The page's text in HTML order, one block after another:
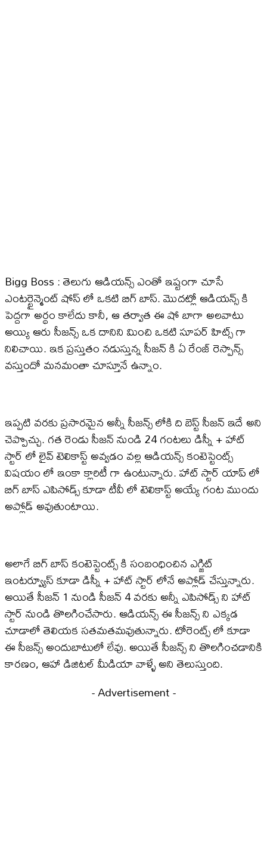
Bigg Boss : తెలుగు ఆడియన్స్ ఎంతో ఇష్టంగా చూసే
ఎంటర్టైన్మెంట్ షోస్ లో ఒకటి బిగ్ బాస్. మొదట్లో ఆడియన్స్ కి
పెద్దగా అర్థం కాలేదు కానీ, ఆ తర్వాత ఈ షో బాగా అలవాటు
అయ్యి ఆరు సీజన్స్ ఒక దానిని మించి ఒకటి సూపర్ హిట్స్ గా
నిలిచాయి. ఇక ప్రస్తుతం నడుస్తున్న సీజన్ కి ఏ రేంజ్ రెస్పాన్స్
వస్తుందో మనమంతా చూస్తూనే ఉన్నాం.
ఇప్పటి వరకు ప్రసారమైన అన్నీ సీజన్స్ లోకి ది బెస్ట్ సీజన్ ఇదే అని
చెప్పొచ్చు. గత రెండు సీజన్ నుండి 24 గంటలు డిస్నీ + హాట్
స్టార్ లో లైవ్ టెలికాస్ట్ అవ్వడం వల్ల ఆడియన్స్ కంటెస్టెంట్స్
విషయం లో ఇంకా క్లారిటీ గా ఉంటున్నారు. హాట్ స్టార్ యాప్ లో
బిగ్ బాస్ ఎపిసోడ్స్ కూడా టీవీ లో టెలికాస్ట్ అయ్యే గంట ముందు
అప్లోడ్ అవుతుంటాయి.
అలాగే బిగ్ బాస్ కంటెస్టెంట్స్ కి సంబంధించిన ఎగ్జిట్
ఇంటర్వ్యూస్ కూడా డిస్నీ + హాట్ స్టార్ లోనే అప్లోడ్ చేస్తున్నారు.
అయితే సీజన్ 1 నుండి సీజన్ 4 వరకు అన్నీ ఎపిసోడ్స్ ని హాట్
స్టార్ నుండి తొలగించేసారు. ఆడియన్స్ ఈ సీజన్స్ ని ఎక్కడ
చూడాలో తెలియక సతమతమవుతున్నారు. టోరెంట్స్ లో కూడా
ఈ సీజన్స్ అందుబాటులో లేవు. అయితే సీజన్స్ ని తొలగించడానికి
కారణం, ఆహా డిజిటల్ మీడియా వాళ్ళే అని తెలుస్తుంది.
- Advertisement -